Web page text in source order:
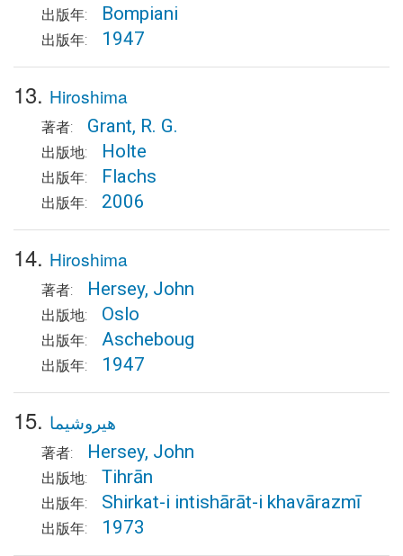
出版年: Bompiani
出版年: 1947
13. Hiroshima
著者: Grant, R. G.
出版地: Holte
出版年: Flachs
出版年: 2006
14. Hiroshima
著者: Hersey, John
出版地: Oslo
出版年: Ascheboug
出版年: 1947
15. هیروشیما
著者: Hersey, John
出版地: Tihrān
出版年: Shirkat-i intishārāt-i khavārazmī
出版年: 1973